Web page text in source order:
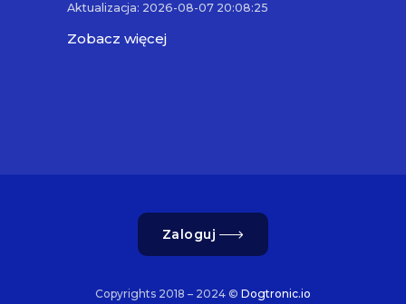
Aktualizacja: 2026-08-07 20:08:25
Zobacz więcej
Zaloguj
Copyrights 2018 – 2024 © Dogtronic.io